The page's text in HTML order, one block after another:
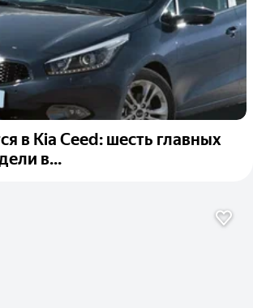
в Kia Ceed: шесть главных
в...